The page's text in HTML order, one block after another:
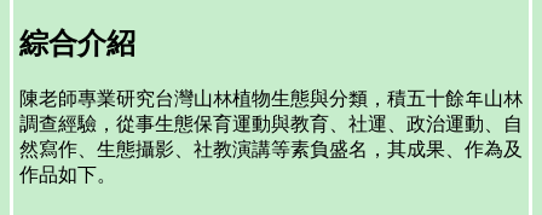
綜合介紹
陳老師專業研究台灣山林植物生態與分類，積五十餘年山林
調查經驗，從事生態保育運動與教育、社運、政治運動、自
然寫作、生態攝影、社教演講等素負盛名，其成果、作為及
作品如下。